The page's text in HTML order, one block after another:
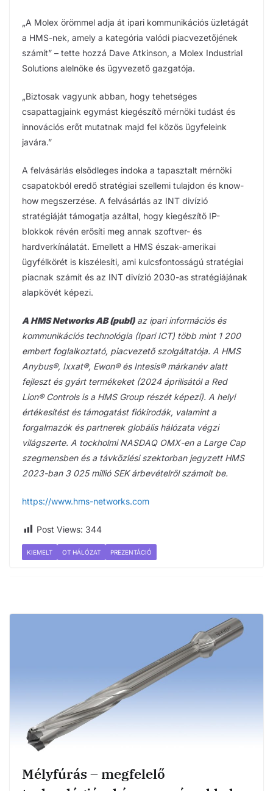
„A Molex örömmel adja át ipari kommunikációs üzletágát
a HMS-nek, amely a kategória valódi piacvezetőjének
számít” – tette hozzá Dave Atkinson, a Molex Industrial
Solutions alelnöke és ügyvezető gazgatója.
„Biztosak vagyunk abban, hogy tehetséges
csapattagjaink egymást kiegészítő mérnöki tudást és
innovációs erőt mutatnak majd fel közös ügyfeleink
javára.”
A felvásárlás elsődleges indoka a tapasztalt mérnöki
csapatokból eredő stratégiai szellemi tulajdon és know-
how megszerzése. A felvásárlás az INT divízió
stratégiáját támogatja azáltal, hogy kiegészítő IP-
blokkok révén erősíti meg annak szoftver- és
hardverkínálatát. Emellett a HMS észak-amerikai
ügyfélkörét is kiszélesíti, ami kulcsfontosságú stratégiai
piacnak számít és az INT divízió 2030-as stratégiájának
alapkövét képezi.
A HMS Networks AB (publ)az ipari információs és
kommunikációs technológia (Ipari ICT) több mint 1 200
embert foglalkoztató, piacvezető szolgáltatója. A HMS
Anybus®, Ixxat®, Ewon® és Intesis® márkanév alatt
fejleszt és gyárt termékeket (2024 áprilisától a Red
Lion® Controls is a HMS Group részét képezi). A helyi
értékesítést és támogatást fiókirodák, valamint a
forgalmazók és partnerek globális hálózata végzi
világszerte. A tockholmi NASDAQ OMX-en a Large Cap
szegmensben és a távközlési szektorban jegyzett HMS
2023-ban 3 025 millió SEK árbevételről számolt be.
https://www.hms-networks.com
Post Views: 344
KIEMELT OT HÁLÓZAT PREZENTÁCIÓ
Mélyfúrás – megfelelő